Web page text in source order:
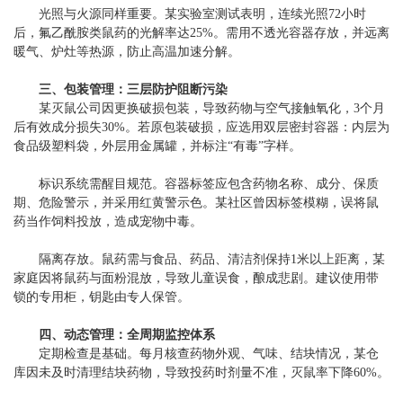
光照与火源同样重要。某实验室测试表明，连续光照72小时
后，氟乙酰胺类鼠药的光解率达25%。需用不透光容器存放，并远离
暖气、炉灶等热源，防止高温加速分解。
三、包装管理：三层防护阻断污染
某灭鼠公司因更换破损包装，导致药物与空气接触氧化，3个月
后有效成分损失30%。若原包装破损，应选用双层密封容器：内层为
食品级塑料袋，外层用金属罐，并标注“有毒”字样。
标识系统需醒目规范。容器标签应包含药物名称、成分、保质
期、危险警示，并采用红黄警示色。某社区曾因标签模糊，误将鼠
药当作饲料投放，造成宠物中毒。
隔离存放。鼠药需与食品、药品、清洁剂保持1米以上距离，某
家庭因将鼠药与面粉混放，导致儿童误食，酿成悲剧。建议使用带
锁的专用柜，钥匙由专人保管。
四、动态管理：全周期监控体系
定期检查是基础。每月核查药物外观、气味、结块情况，某仓
库因未及时清理结块药物，导致投药时剂量不准，灭鼠率下降60%。